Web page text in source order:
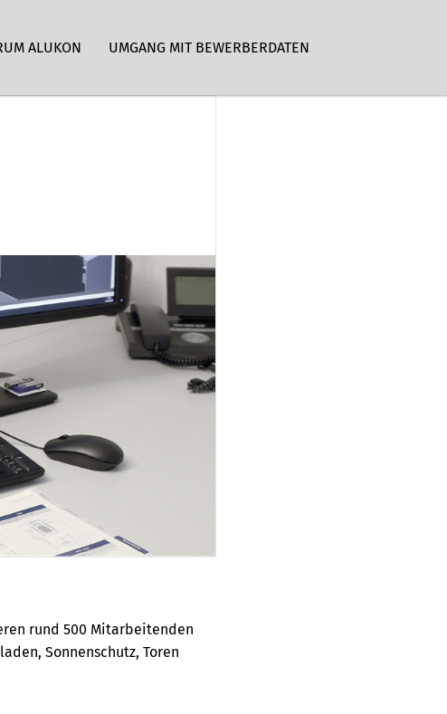
ALUKON UMGANG MIT BEWERBERDATEN
rund 500 Mitarbeitenden
Sonnenschutz, Toren